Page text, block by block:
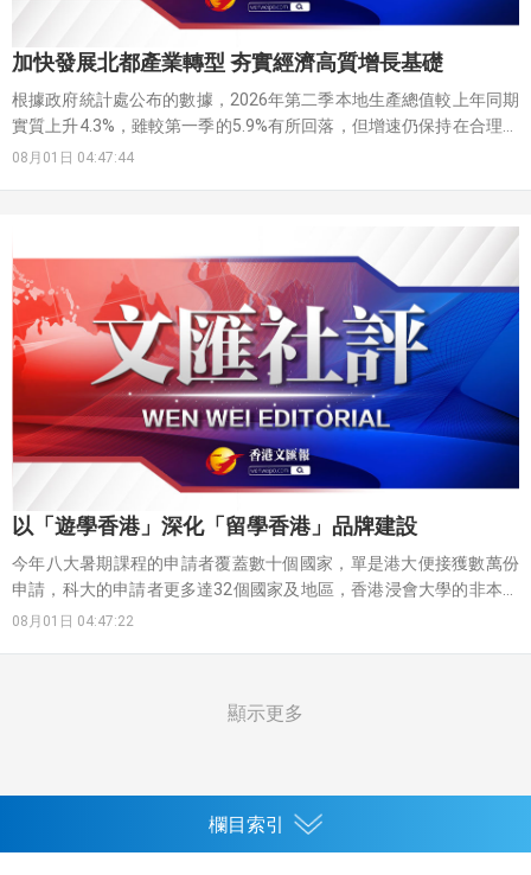
加快發展北都產業轉型 夯實經濟高質增長基礎
根據政府統計處公布的數據，2026年第二季本地生產總值較上年同期
實質上升4.3%，雖較第一季的5.9%有所回落，但增速仍保持在合理區
間。這份成績的取得，離不開出口與內需的協同發力。貨品出口表現
香港得以充分發揮國際貿易樞紐的地位。與此同時，進口增幅也維持
在高位，達29.3%，反映出香港經濟內部需求的穩健性。
08月01日 04:47:44
以「遊學香港」深化「留學香港」品牌建設
今年八大暑期課程的申請者覆蓋數十個國家，單是港大便接獲數萬份
申請，科大的申請者更多達32個國家及地區，香港浸會大學的非本地
生比例高達九成，嶺南大學今年首辦研學團更全數錄取非本地生。香
國際化的特色和兩文三語兼通的教學環境，形成對非本地生無可比擬
08月01日 04:47:22
顯示更多
欄目索引